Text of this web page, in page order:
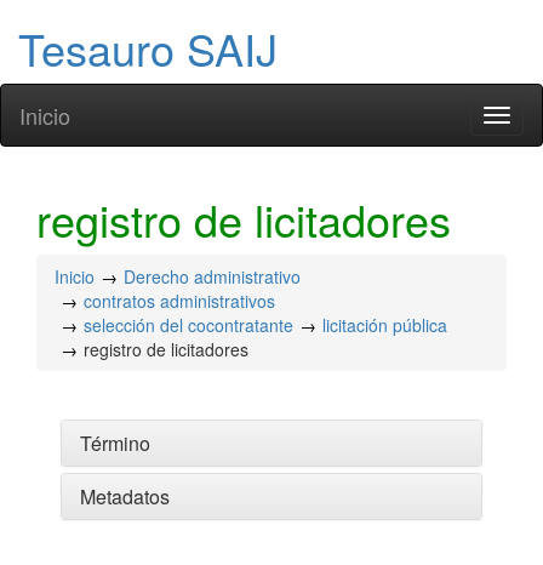
Tesauro SAIJ
Inicio
registro de licitadores
Inicio
Derecho administrativo
contratos administrativos
selección del cocontratante
licitación pública
registro de licitadores
Término
Metadatos